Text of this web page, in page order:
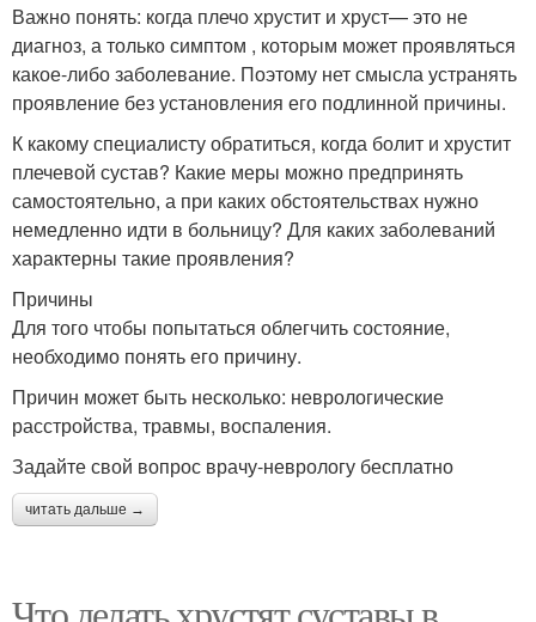
Важно понять: когда плечо хрустит и хруст— это не
диагноз, а только симптом , которым может проявляться
какое-либо заболевание. Поэтому нет смысла устранять
проявление без установления его подлинной причины.
К какому специалисту обратиться, когда болит и хрустит
плечевой сустав? Какие меры можно предпринять
самостоятельно, а при каких обстоятельствах нужно
немедленно идти в больницу? Для каких заболеваний
характерны такие проявления?
Причины
Для того чтобы попытаться облегчить состояние,
необходимо понять его причину.
Причин может быть несколько: неврологические
расстройства, травмы, воспаления.
Задайте свой вопрос врачу-неврологу бесплатно
читать дальше →